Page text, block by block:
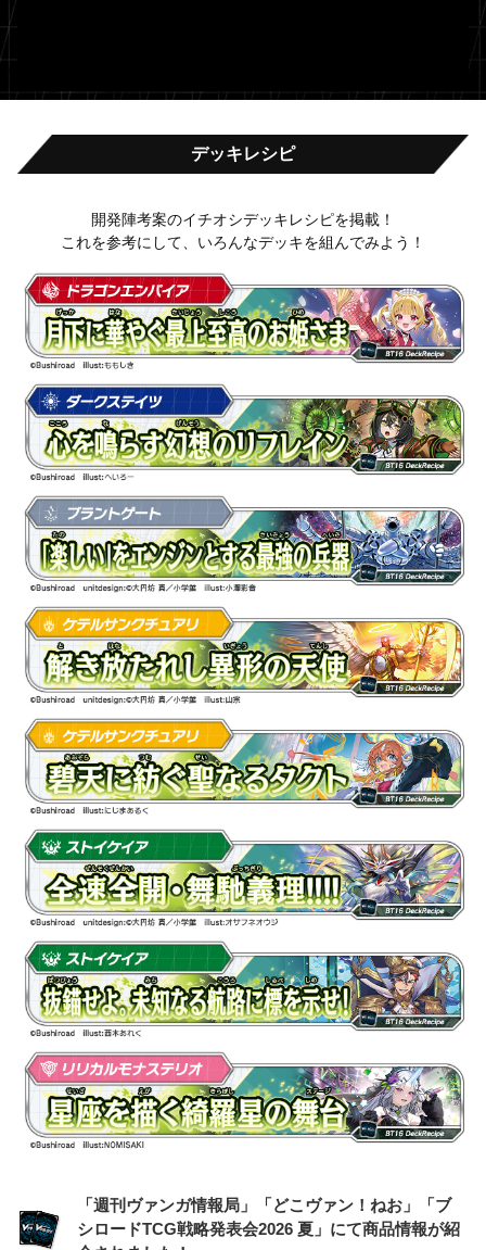
デッキレシピ
開発陣考案のイチオシデッキレシピを掲載！
これを参考にして、いろんなデッキを組んでみよう！
「週刊ヴァンガ情報局」「どこヴァン！ねお」「ブ
シロードTCG戦略発表会2026 夏」にて商品情報が紹